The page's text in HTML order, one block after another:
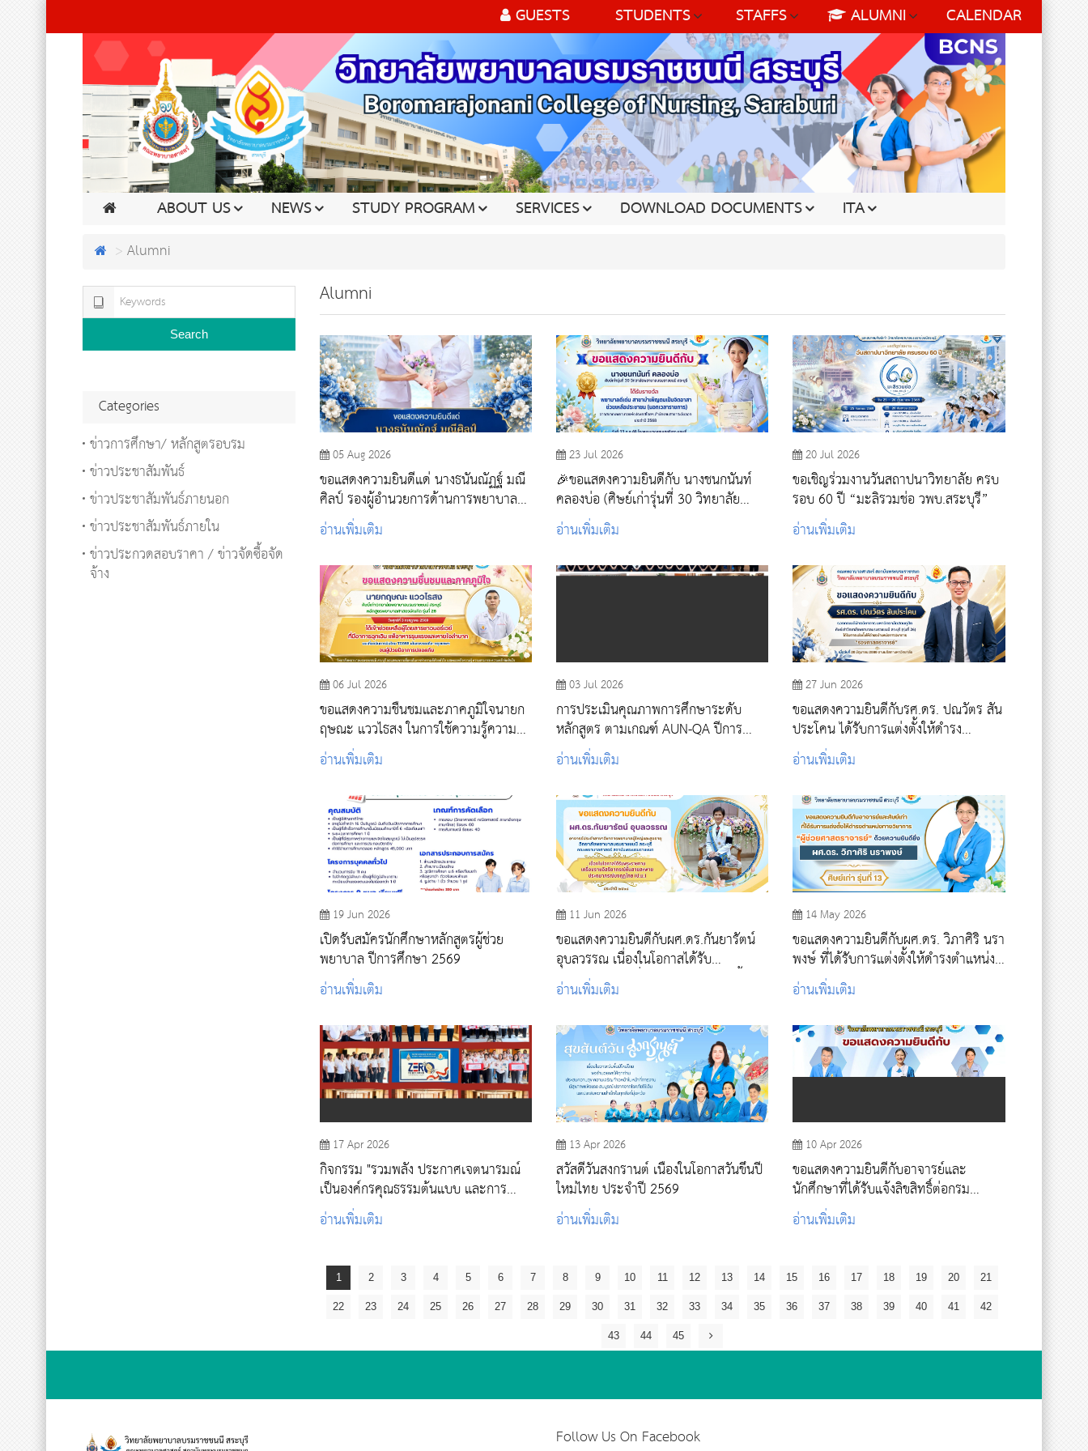
GUESTS STUDENTS STAFFS ALUMNI CALENDAR
ABOUT US NEWS STUDY PROGRAM SERVICES DOWNLOAD DOCUMENTS ITA
Alumni
Alumni
05 Aug 2026
ขอแสดงความยินดีแด่ นางธนันณัฏฐ์ มณี
ศิลป์ รองผู้อำนวยการด้านการพยาบาล
โรงพยาบาลสระบุรี
อ่านเพิ่มเติม
23 Jul 2026
🎉ขอแสดงความยินดีกับ นางชนกนันท์
คลองบ่อ (ศิษย์เก่ารุ่นที่ 30 วิทยาลัย
พยาบาลบรมราชชนนี สระบุรี)
อ่านเพิ่มเติม
20 Jul 2026
ขอเชิญร่วมงานวันสถาปนาวิทยาลัย ครบ
รอบ 60 ปี “มะลิรวมช่อ วพบ.สระบุรี”
อ่านเพิ่มเติม
06 Jul 2026
ขอแสดงความชื่นชมและภาคภูมิใจนายก
ฤษณะ แววไธสง ในการใช้ความรู้ความ
สามารถในวิชาชีพพยาบาล ให้เป็น
ประโยชน์ต่อเพื่อนมนุษย์
อ่านเพิ่มเติม
03 Jul 2026
การประเมินคุณภาพการศึกษาระดับ
หลักสูตร ตามเกณฑ์ AUN-QA ปีการ
ศึกษา 2568
อ่านเพิ่มเติม
27 Jun 2026
ขอแสดงความยินดีกับรศ.ดร. ปณวัตร สัน
ประโคน ได้รับการแต่งตั้งให้ดำรง
ตำแหน่งทางวิชาการ “รอง
ศาสตราจารย์”
อ่านเพิ่มเติม
19 Jun 2026
เปิดรับสมัครนักศึกษาหลักสูตรผู้ช่วย
พยาบาล ปีการศึกษา 2569
อ่านเพิ่มเติม
11 Jun 2026
ขอแสดงความยินดีกับผศ.ดร.กันยารัตน์
อุบลวรรณ เนื่องในโอกาสได้รับ
พระราชทานเครื่องราชอิสริยาภรณ์ชั้น
สายสะพายประถมาภรณ์มงกุฎไทย
อ่านเพิ่มเติม
14 May 2026
ขอแสดงความยินดีกับผศ.ดร. วิภาศิริ นรา
พงษ์ ที่ได้รับการแต่งตั้งให้ดำรงตำแหน่ง
ทางวิชาการ
อ่านเพิ่มเติม
17 Apr 2026
กิจกรรม "รวมพลัง ประกาศเจตนารมณ์
เป็นองค์กรคุณธรรมต้นแบบ และการ
ประกาศนโยบาย No Gift Policy ตาม
โครงการประเมินคุณธรรมและความ
อ่านเพิ่มเติม
13 Apr 2026
สวัสดีวันสงกรานต์ เนื่องในโอกาสวันขึ้นปี
ใหม่ไทย ประจำปี 2569
อ่านเพิ่มเติม
10 Apr 2026
ขอแสดงความยินดีกับอาจารย์และ
นักศึกษาที่ได้รับแจ้งลิขสิทธิ์ต่อกรม
ทรัพย์สินทางปัญญา
อ่านเพิ่มเติม
1 2 3 4 5 6 7 8 9 10 11 12 13 14 15 16 17 18 19 20 21
22 23 24 25 26 27 28 29 30 31 32 33 34 35 36 37 38 39 40 41 42
43 44 45
Search
Categories
ข่าวการศึกษา/ หลักสูตรอบรม
ข่าวประชาสัมพันธ์
ข่าวประชาสัมพันธ์ภายนอก
ข่าวประชาสัมพันธ์ภายใน
ข่าวประกวดสอบราคา / ข่าวจัดซื้อจัด
จ้าง
Follow Us On Facebook